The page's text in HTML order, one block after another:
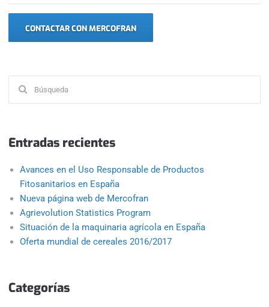
CONTACTAR CON MERCOFRAN
Entradas recientes
Avances en el Uso Responsable de Productos
Fitosanitarios en España
Nueva página web de Mercofran
Agrievolution Statistics Program
Situación de la maquinaria agrícola en España
Oferta mundial de cereales 2016/2017
Categorías